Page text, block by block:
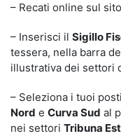
– Recati online sul
– Inserisci il Sigillo
tessera, nella barra
illustrativa dei settori
– Seleziona i tuoi
Nord e Curva Sud al
nei settori Tribuna Est